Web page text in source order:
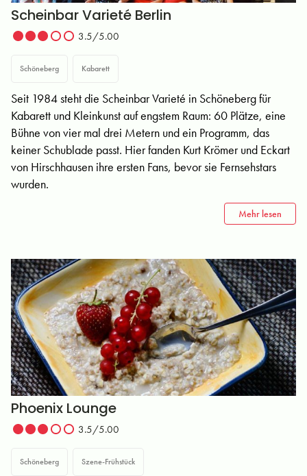
Scheinbar Varieté Berlin
3.5/5.00
Schöneberg Kabarett
Seit 1984 steht die Scheinbar Varieté in Schöneberg für
Kabarett und Kleinkunst auf engstem Raum: 60 Plätze, eine
Bühne von vier mal drei Metern und ein Programm, das
keiner Schublade passt. Hier fanden Kurt Krömer und Eckart
von Hirschhausen ihre ersten Fans, bevor sie Fernsehstars
wurden.
Mehr lesen
Phoenix Lounge
3.5/5.00
Schöneberg Szene-Frühstück